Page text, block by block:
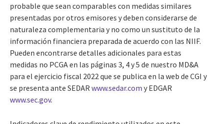
probable que sean comparables con medidas similares
presentadas por otros emisores y deben considerarse de
naturaleza complementaria y no como un sustituto de la
información financiera preparada de acuerdo con las NIIF.
Pueden encontrarse detalles adicionales para estas
medidas no PCGA en las páginas 3, 4 y 5 de nuestro MD&A
para el ejercicio fiscal 2022 que se publica en la web de CGI y
se presenta ante SEDAR www.sedar.com y EDGAR
www.sec.gov.